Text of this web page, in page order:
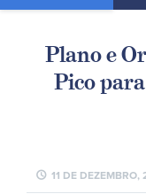
Plano e
Pico
schedule 11 DE DEZEMBRO,